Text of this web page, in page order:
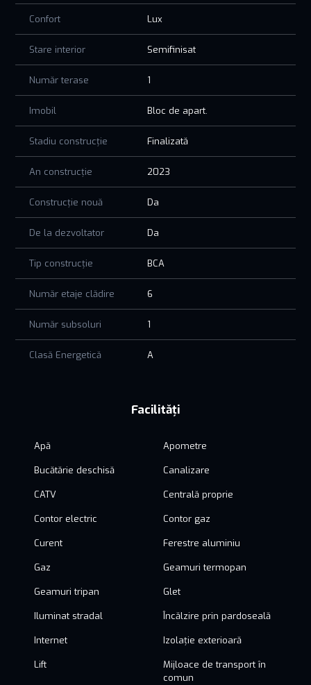
Confort Lux
Stare interior Semifinisat
Număr terase 1
Imobil Bloc de apart.
Stadiu construcție Finalizată
An construcție 2023
Construcție nouă Da
De la dezvoltator Da
Tip construcție BCA
Număr etaje clădire 6
Număr subsoluri 1
Clasă Energetică A
Facilități
Apă Apometre
Bucătărie deschisă Canalizare
CATV Centrală proprie
Contor electric Contor gaz
Curent Ferestre aluminiu
Gaz Geamuri termopan
Geamuri tripan Glet
Iluminat stradal Încălzire prin pardoseală
Internet Izolație exterioară
Lift
Mijloace de transport în
comun